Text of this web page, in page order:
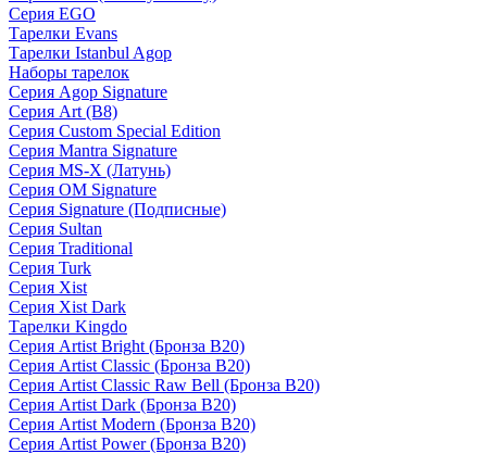
Серия EGO
Тарелки Evans
Тарелки Istanbul Agop
Наборы тарелок
Серия Agop Signature
Серия Art (B8)
Серия Custom Special Edition
Серия Mantra Signature
Серия MS-X (Латунь)
Серия OM Signature
Серия Signature (Подписные)
Серия Sultan
Серия Traditional
Серия Turk
Серия Xist
Серия Xist Dark
Тарелки Kingdo
Серия Artist Bright (Бронза B20)
Серия Artist Classic (Бронза B20)
Серия Artist Classic Raw Bell (Бронза B20)
Серия Artist Dark (Бронза B20)
Серия Artist Modern (Бронза B20)
Серия Artist Power (Бронза B20)